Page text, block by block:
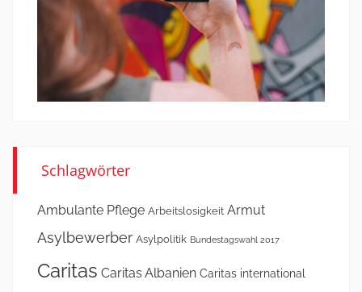
Schlagwörter
Ambulante Pflege Arbeitslosigkeit Armut
Asylbewerber Asylpolitik Bundestagswahl 2017
Caritas Caritas Albanien Caritas international